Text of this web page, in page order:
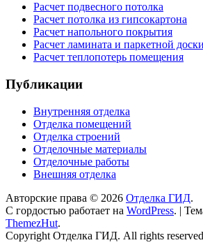
Расчет подвесного потолка
Расчет потолка из гипсокартона
Расчет напольного покрытия
Расчет ламината и паркетной доски
Расчет теплопотерь помещения
Публикации
Внутренняя отделка
Отделка помещений
Отделка строений
Отделочные материалы
Отделочные работы
Внешняя отделка
Авторские права © 2026 Отделка ГИД.
С гордостью работает на WordPress. |
ThemezHut.
Copyright Отделка ГИД. All rights